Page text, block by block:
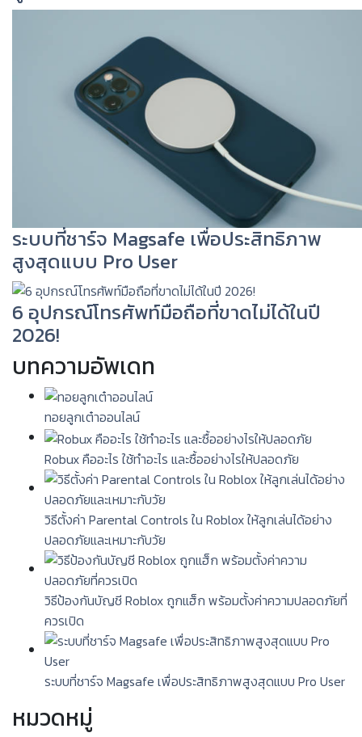
ระบบที่ชาร์จ Magsafe เพื่อประสิทธิภาพ
สูงสุดแบบ Pro User
6 อุปกรณ์โทรศัพท์มือถือที่ขาดไม่ได้ในปี
2026!
บทความอัพเดท
ทอยลูกเต๋าออนไลน์
Robux คืออะไร ใช้ทำอะไร และซื้ออย่างไรให้ปลอดภัย
วิธีตั้งค่า Parental Controls ใน Roblox ให้ลูกเล่นได้อย่าง
ปลอดภัยและเหมาะกับวัย
วิธีป้องกันบัญชี Roblox ถูกแฮ็ก พร้อมตั้งค่าความปลอดภัยที่
ควรเปิด
ระบบที่ชาร์จ Magsafe เพื่อประสิทธิภาพสูงสุดแบบ Pro User
หมวดหมู่